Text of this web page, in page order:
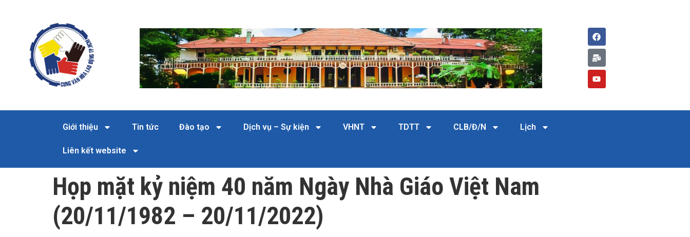
Giới thiệu Tin tức Đào tạo Dịch vụ – Sự kiện VHNT TDTT CLB/Đ/N Lịch
Liên kết website
Họp mặt kỷ niệm 40 năm Ngày Nhà Giáo Việt Nam
(20/11/1982 – 20/11/2022)